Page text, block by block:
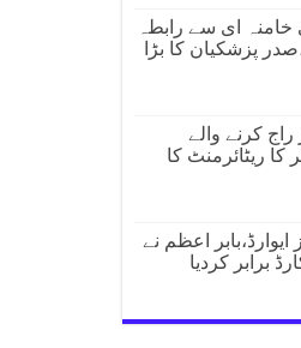
خامنہ ای سے رابطہ
پزشکیان کا بڑا
کرنے والے
کا ریٹائرمنٹ کا
اعظم نے
برابر کردیا